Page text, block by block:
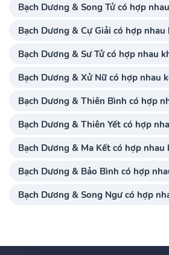
Bạch Dương & Song Tử có hợp
Bạch Dương & Cự Giải có hợp nhau
Bạch Dương & Sư Tử có hợp nhau
Bạch Dương & Xử Nữ có hợp nhau
Bạch Dương & Thiên Bình có hợp
Bạch Dương & Thiên Yết có hợp
Bạch Dương & Ma Kết có hợp nhau
Bạch Dương & Bảo Bình có hợp
Bạch Dương & Song Ngư có hợp